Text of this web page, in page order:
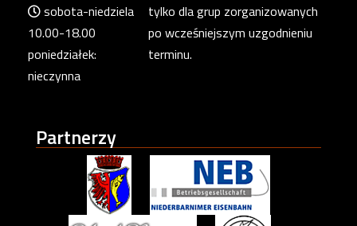
sobota-niedziela
10.00-18.00
poniedziałek:
nieczynna
tylko dla grup zorganizowanych
po wcześniejszym uzgodnieniu
terminu.
Partnerzy